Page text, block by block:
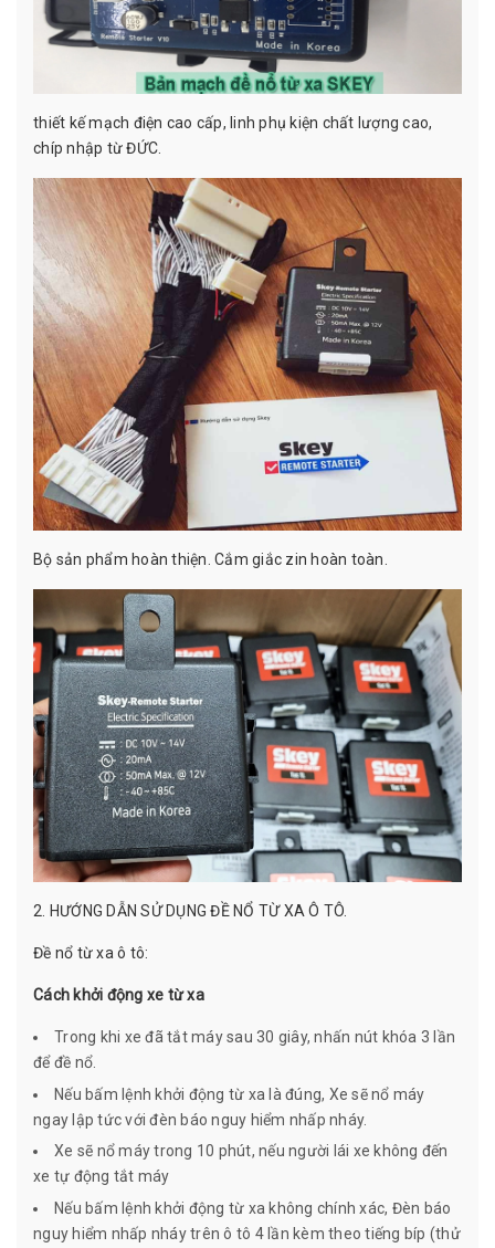
thiết kế mạch điện cao cấp, linh phụ kiện chất lượng cao,
chíp nhập từ ĐỨC.
Bộ sản phẩm hoàn thiện. Cắm giắc zin hoàn toàn.
2. HƯỚNG DẪN SỬ DỤNG ĐỀ NỔ TỪ XA Ô TÔ.
Đề nổ từ xa ô tô:
Cách khởi động xe từ xa
Trong khi xe đã tắt máy sau 30 giây, nhấn nút khóa 3 lần
để đề nổ.
Nếu bấm lệnh khởi động từ xa là đúng, Xe sẽ nổ máy
ngay lập tức với đèn báo nguy hiểm nhấp nháy.
Xe sẽ nổ máy trong 10 phút, nếu người lái xe không đến
xe tự động tắt máy
Nếu bấm lệnh khởi động từ xa không chính xác, Đèn báo
nguy hiểm nhấp nháy trên ô tô 4 lần kèm theo tiếng bíp (thử